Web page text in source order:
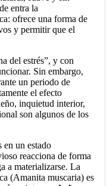
entra la
ofrece una forma de
y permitir que el
del estrés”, y con
Sin embargo,
un periodo de
el efecto
inquietud interior,
son algunos de los
en un estado
reacciona de forma
a materializarse. La
(Amanita muscaria) es